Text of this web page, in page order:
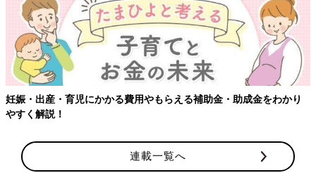
妊娠・出産・育児にかかる費用やもらえる補助金・助成金をわかり
やすく解説！
連載一覧へ